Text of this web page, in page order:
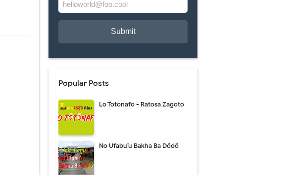
Popular Posts
Lo Totonafo - Ratosa Zagoto
No Ufabu’u Bakha Ba Dödö